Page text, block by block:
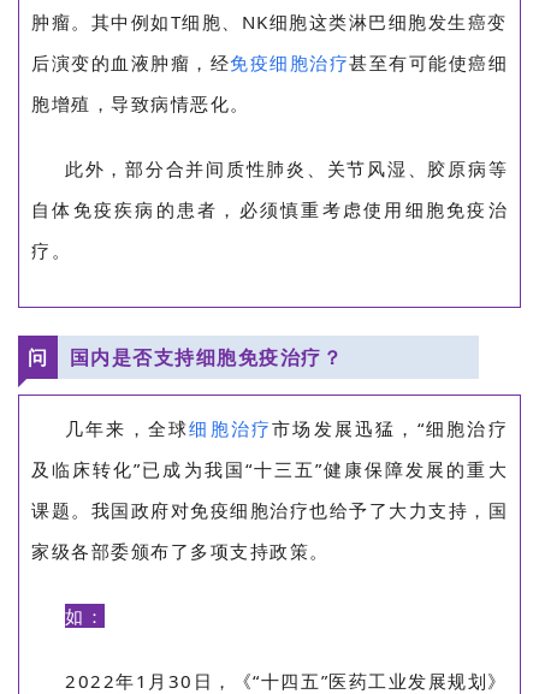
医
化
展
活
关
我
登录 注册
肿瘤。其中例如T细胞、NK细胞这类淋巴细胞发生癌变
后演变的血液肿瘤，经免疫细胞治疗甚至有可能使癌细
胞增殖，导致病情恶化。
此外，部分合并间质性肺炎、关节风湿、胶原病等
自体免疫疾病的患者，必须慎重考虑使用细胞免疫治
疗。
问 国内是否支持细胞免疫治疗？
几年来，全球细胞治疗市场发展迅猛，“细胞治疗
及临床转化”已成为我国“十三五”健康保障发展的重大
课题。我国政府对免疫细胞治疗也给予了大力支持，国
家级各部委颁布了多项支持政策。
如：
2022年1月30日，《“十四五”医药工业发展规划》